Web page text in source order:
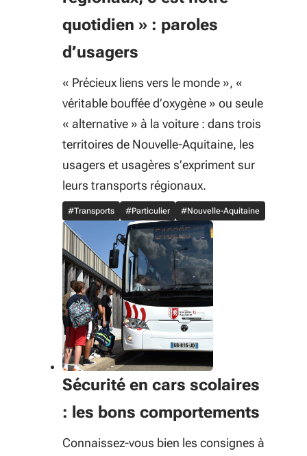
quotidien » : paroles
d’usagers
« Précieux liens vers le monde », «
véritable bouffée d’oxygène » ou seule
« alternative » à la voiture : dans trois
territoires de Nouvelle-Aquitaine, les
usagers et usagères s’expriment sur
leurs transports régionaux.
#Transports #Particulier #Nouvelle-Aquitaine
Sécurité en cars scolaires
: les bons comportements
Connaissez-vous bien les consignes à